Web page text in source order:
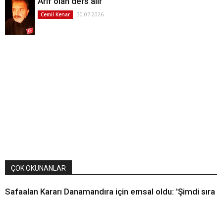
Cemil Kenar 30.07.2026
ÇOK OKUNANLAR
Safaalan Kararı Danamandıra için emsal oldu: 'Şimdi sıra